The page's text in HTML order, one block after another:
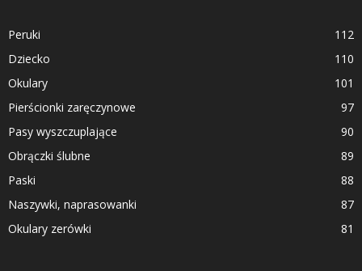
Peruki
112
Dziecko
110
Okulary
101
Pierścionki zaręczynowe
97
Pasy wyszczuplające
90
Obrączki ślubne
89
Paski
88
Naszywki, naprasowanki
87
Okulary zerówki
81